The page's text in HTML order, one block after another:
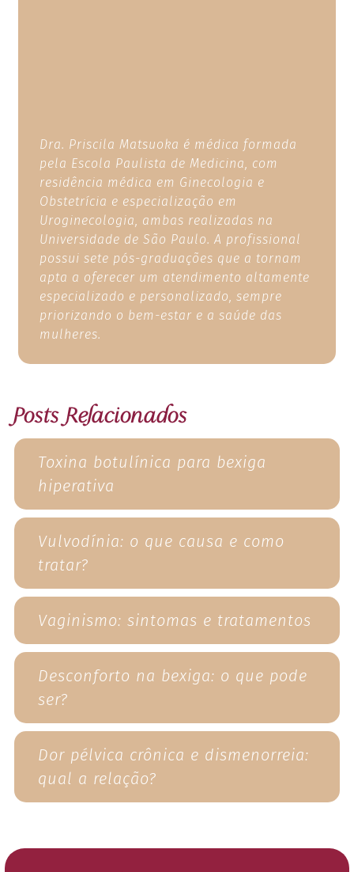
Dra. Priscila Matsuoka é médica formada
pela Escola Paulista de Medicina, com
residência médica em Ginecologia e
Obstetrícia e especialização em
Uroginecologia, ambas realizadas na
Universidade de São Paulo. A profissional
possui sete pós-graduações que a tornam
apta a oferecer um atendimento altamente
especializado e personalizado, sempre
priorizando o bem-estar e a saúde das
mulheres.
PostsRelacionados
Toxina botulínica para bexiga
hiperativa
Vulvodínia: o que causa e como
tratar?
Vaginismo: sintomas e tratamentos
Desconforto na bexiga: o que pode
ser?
Dor pélvica crônica e dismenorreia:
qual a relação?